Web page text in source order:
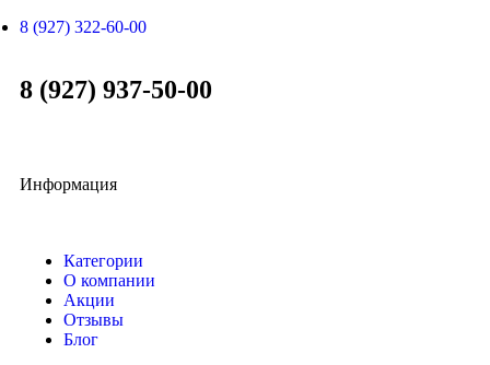
8 (927) 322-60-00
8 (927) 937-50-00
Информация
Категории
О компании
Акции
Отзывы
Блог